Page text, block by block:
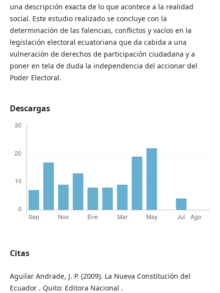
una descripción exacta de lo que acontece a la realidad
social. Este estudio realizado se concluye con la
determinación de las falencias, conflictos y vacíos en la
legislación electoral ecuatoriana que da cabida a una
vulneración de derechos de participación ciudadana y a
poner en tela de duda la independencia del accionar del
Poder Electoral.
Descargas
Citas
Aguilar Andrade, J. P. (2009). La Nueva Constitución del
Ecuador . Quito: Editora Nacional .